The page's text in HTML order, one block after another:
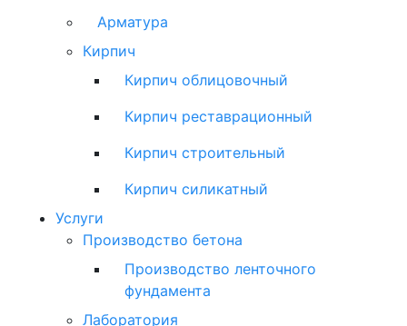
Арматура
Кирпич
Кирпич облицовочный
Кирпич реставрационный
Кирпич строительный
Кирпич силикатный
Услуги
Производство бетона
Производство ленточного
фундамента
Лаборатория